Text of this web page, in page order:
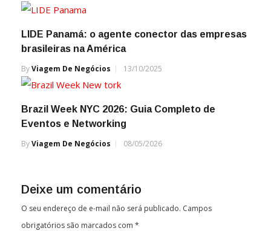
LIDE Panamá: o agente conector das empresas
brasileiras na América
ByViagem De Negócios 13/10/2025
Brazil Week NYC 2026: Guia Completo de
Eventos e Networking
ByViagem De Negócios 08/05/2026
Deixe um comentário
O seu endereço de e-mail não será publicado. Campos
obrigatórios são marcados com *